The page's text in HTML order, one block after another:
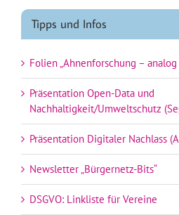
Tipps und Infos
Folien „Ahnenforschung –
Präsentation Open-Data und
Nachhaltigkeit/Umweltschutz
Präsentation Digitaler Nachlass
Newsletter „Bürgernetz-Bits“
DSGVO: Linkliste für Vereine